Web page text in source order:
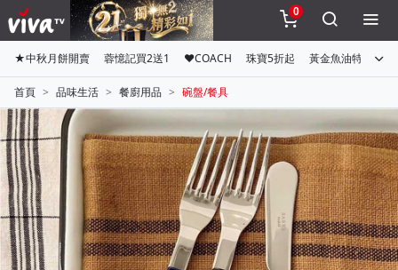
0
★中秋月餅開賣 蓉憶記買2送1 ♥COACH 珠寶5折起 黃金魚油特惠組
首頁 品味生活 餐廚用品 碗盤/餐具